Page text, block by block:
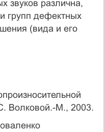
звуков различна,
групп дефектных
(вида и его
Волковой.-М., 2003.